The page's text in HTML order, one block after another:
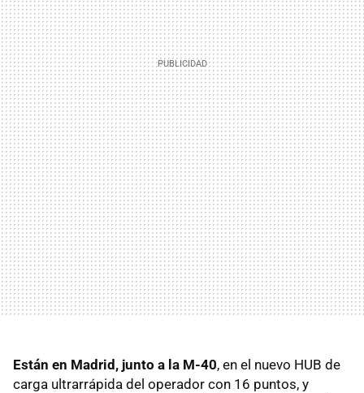
Están en Madrid, junto a la M-40, en el nuevo HUB de
carga ultrarrápida del operador con 16 puntos, y